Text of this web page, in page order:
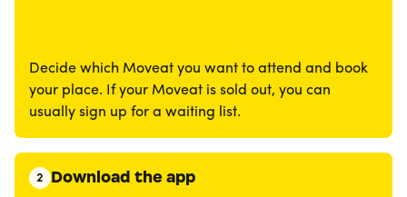
Decide which Moveat you want to attend and book
your place. If your Moveat is sold out, you can
usually sign up for a waiting list.
2 Download the app